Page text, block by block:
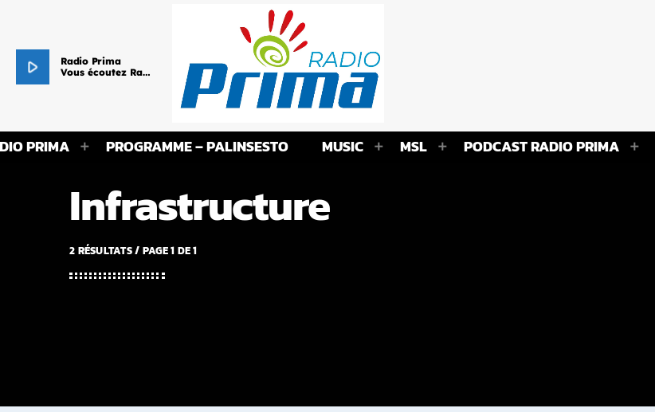
play_arrow
Radio Prima
Vous écoutez Radio Prima - Le cœur de vos Racines !
PRIMA PROGRAMME – PALINSESTO MUSIC MSL PODCAST RADIO PRIMA
Infrastructure
2 RÉSULTATS / PAGE 1 DE 1